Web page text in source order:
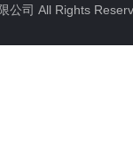
理设备
处理设备
公司 All Rights